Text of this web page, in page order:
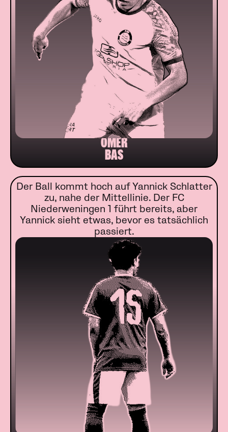
ÖMER
BAS
Der Ball kommt hoch auf Yannick Schlatter
zu, nahe der Mittellinie. Der FC
Niederweningen 1 führt bereits, aber
Yannick sieht etwas, bevor es tatsächlich
passiert.